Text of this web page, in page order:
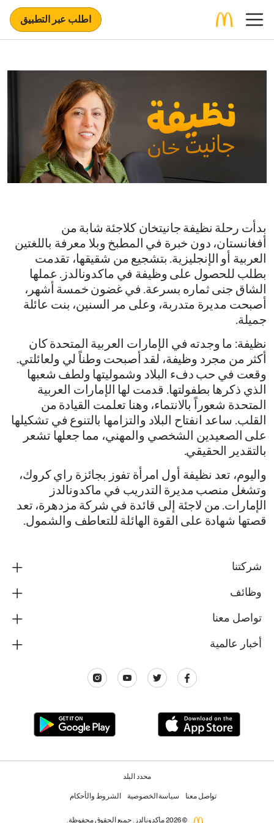
اطلب عبر التطبيق
بدأت رحلة نظيفة جانيتخان كلاجئة شابة من
أفغانستان، دون خبرة في المطبخ وبلا معرفة باللغتين
العربية أو الإنجليزية. بتشجيع من شقيقها، تقدمت
بطلب للحصول على وظيفة في ماكدونالدز. عملها
الشاق جنى ثماره بسرعة. في غضون خمسة أشهر،
أصبحت مديرة متدربة، وعلى مر السنين، بنت عائلة
جميلة.
نظيفة: ما وجدته في الإمارات العربية المتحدة كان
أكثر من مجرد وظيفة، لقد أصبحت وطناً لي ولعائلتي.
وقعت في حب دفء البلاد وشموليتها ولطف شعبها
الذي ذكرها بطفولتها. قدمت لها الإمارات العربية
المتحدة شعوراً بالانتماء، وهنا تعلمت القيادة من
القلب. ساعد انفتاح البلاد والتزامها بالتنوع في تشكيلها
على الصعيدين الشخصي والمهني، مما جعلها تشعر
بالتقدير الحقيقي.
واليوم، تعد نظيفة أول امرأة تفوز بجائزة راي كروك،
وتشغل منصب مديرة التدريب في ماكدونالدز
الإمارات. من لاجئة إلى قائدة في شركة مزدهرة، تعد
قصتها شهادة على القوة الهائلة للتعاطف والشمول.
شركتنا
وظائف
تواصل معنا
أخبار عالمية
محدد البلد
تواصل معنا سياسة الخصوصية الشروط والأحكام
© 2026 ماكدونالدز. جميع الحقوق محفوظة.